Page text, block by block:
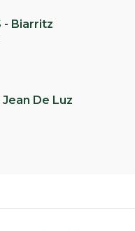
- Biarritz
Jean De Luz